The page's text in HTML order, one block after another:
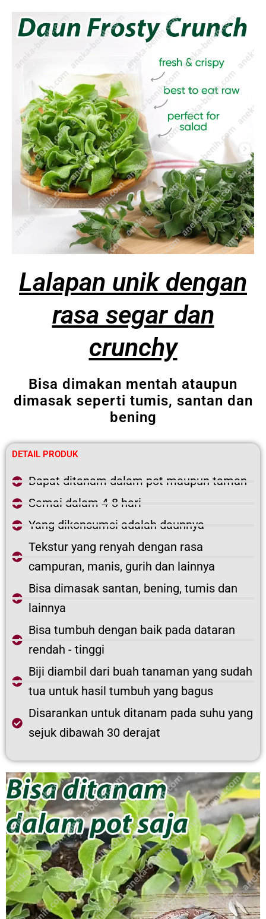
Lalapan unik dengan
rasa segar dan
crunchy
Bisa dimakan mentah ataupun
dimasak seperti tumis, santan dan
bening
DETAIL PRODUK
Dapat ditanam dalam pot maupun taman
Semai dalam 4-8 hari
Yang dikonsumsi adalah daunnya
Tekstur yang renyah dengan rasa
campuran, manis, gurih dan lainnya
Bisa dimasak santan, bening, tumis dan
lainnya
Bisa tumbuh dengan baik pada dataran
rendah - tinggi
Biji diambil dari buah tanaman yang sudah
tua untuk hasil tumbuh yang bagus
Disarankan untuk ditanam pada suhu yang
sejuk dibawah 30 derajat